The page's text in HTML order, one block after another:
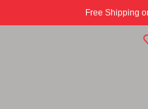
Free Shipping